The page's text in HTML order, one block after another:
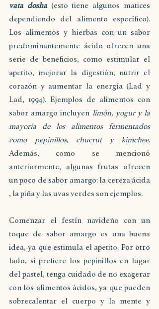
vata dosha (esto tiene algunos matices
dependiendo del alimento específico).
Los alimentos y hierbas con un sabor
predominantemente ácido ofrecen una
serie de beneficios, como estimular el
apetito, mejorar la digestión, nutrir el
corazón y aumentar la energía (Lad y
Lad, 1994). Ejemplos de alimentos con
sabor amargo incluyen limón, yogur y la
mayoría de los alimentos fermentados
como pepinillos, chucrut y kimchee.
Además, como se mencionó
anteriormente, algunas frutas ofrecen
un poco de sabor amargo: la cereza ácida
, la piña y las uvas verdes son ejemplos.
Comenzar el festín navideño con un
toque de sabor amargo es una buena
idea, ya que estimula el apetito. Por otro
lado, si prefiere los pepinillos en lugar
del pastel, tenga cuidado de no exagerar
con los alimentos ácidos, ya que pueden
sobrecalentar el cuerpo y la mente y